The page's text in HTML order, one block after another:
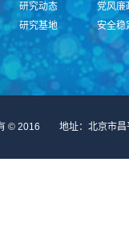
研究动态
研究基地
党风廉
安全稳
有 © 2016 地址：北京